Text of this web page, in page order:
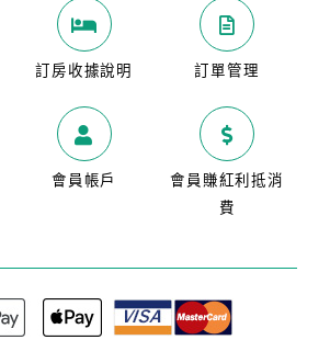
訂房收據說明 訂單管理
會員帳戶
會員賺紅利抵消
費